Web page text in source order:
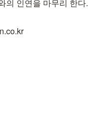
의 인연을 마무리 한다.